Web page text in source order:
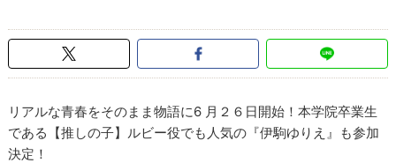
リアルな⻘春をそのまま物語に6 月２６日開始！本学院卒業生
である【推しの子】ルビー役でも人気の『伊駒ゆりえ』も参加
決定！